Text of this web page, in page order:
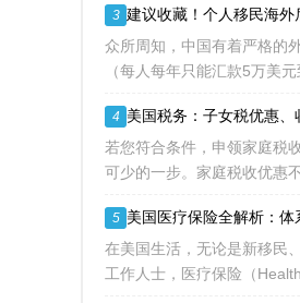
背后不是政策 “放水”，而是
人才” 的定义正在经历颠覆
3
众所周知，中国有着严格的
（每人每年只能汇款5万美元
的， 包括买房、买车、做生
等在内都是不小的开销。 而且随着近年来
国
4
若您符合条件，申领家庭税
可少的一步。家庭税收优惠
而，您有资格享受的税收抵
年都会变化。抵免金额也可
为许
5
在美国生活，无论是新移民
工作人士，医疗保险（Health